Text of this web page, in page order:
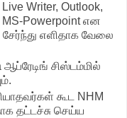
Writer, Outlook,
MS-Powerpoint என
எளிதாக வேலை
சிஸ்டம்மில்
கூட NHM
தட்டச்சு செய்ய